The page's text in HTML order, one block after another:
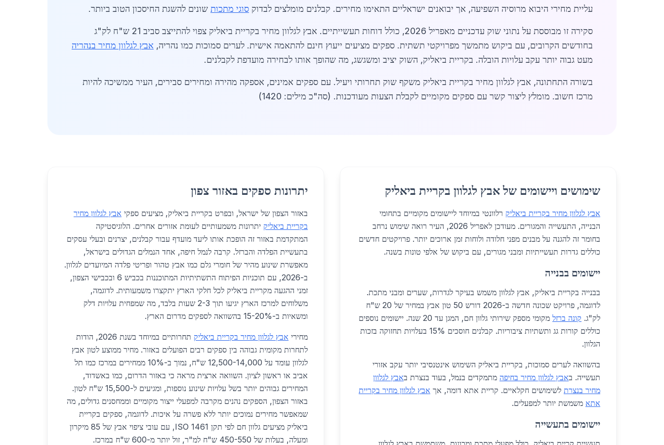
עליית מחירי היבוא מרוסיה השפיעה, אך יבואנים ישראליים התאימו מחירים. קבלנים מומלצים לבדוק סוגי מתכות שונים להשגת החיסכון הטוב ביותר.
סקירה זו מבוססת על נתוני שוק עדכניים מאפריל 2026, כולל דוחות תעשייתיים. אבץ לגלוון מחיר בקריית ביאליק צפוי להתייצב סביב 21 ש"ח לק"ג
בחודשים הקרובים, עם ביקוש מתמשך מפרויקטי תשתית. ספקים מציעים ייעוץ חינם להתאמה אישית. לערים סמוכות כמו נהריה, אבץ לגלוון מחיר בנהריה
מעט גבוה יותר עקב עלויות הובלה. בקריית ביאליק, השוק יציב ומשגשג, מה שהופך אותו לבחירה מועדפת לקבלנים.
בשורה התחתונה, אבץ לגלוון מחיר בקריית ביאליק משקף שוק תחרותי ויעיל. עם ספקים אמינים, אספקה מהירה ומחירים סבירים, העיר ממשיכה להיות
מרכז חשוב. מומלץ ליצור קשר עם ספקים מקומיים לקבלת הצעות מעודכנות. (סה"כ מילים: 1420)
שימושים ויישומים של אבץ לגלוון בקריית ביאליק
אבץ לגלוון מחיר בקריית ביאליק רלוונטי במיוחד ליישומים מקומיים בתחומי
הבנייה, התעשייה והמגורים. מעודכן לאפריל 2026, העיר רואה שימוש נרחב
בחומר זה להגנה על מבנים מפני חלודה ולוחות זמן ארוכים יותר. פרויקטים חדשים
כוללים גדרות תעשייתיות ומבני מגורים, עם ביקוש של אלפי טונות בשנה.
יישומים בבנייה
בבנייה בקריית ביאליק, אבץ לגלוון משמש בעיקר לגדרות, שערים ומבני מתכת.
לדוגמה, פרויקט שכונה חדשה ב-2026 דורש 50 טון אבץ במחיר של 20 ש"ח
לק"ג. קונה ברזל
מקומי מספק שירותי גלוון חם, המגן עד 20 שנה. יישומים נוספים
כוללים קורות גג ותשתיות ציבוריות. קבלנים חוסכים 15% בעלויות תחזוקה בזכות
הגלוון.
בהשוואה לערים סמוכות, בקריית ביאליק השימוש אינטנסיבי יותר עקב אזורי
תעשייה. באבץ לגלוון מחיר בחיפה מתמקדים בנמל, בעוד בנצרת באבץ לגלוון
מחיר בנצרת לשימושים חקלאיים. קריית אתא דומה, אך אבץ לגלוון מחיר בקריית
אתא משמשת יותר למפעלים.
יישומים בתעשייה
יתרונות ספקים באזור צפון
באזור הצפון של ישראל, ובפרט בקריית ביאליק, מציעים ספקי אבץ לגלוון מחיר
בקריית ביאליק יתרונות משמעותיים לעומת אזורים אחרים. הלוגיסטיקה
המתקדמת באזור זה הופכת אותו ליעד מועדף עבור קבלנים, יצרנים ובעלי עסקים
בתעשיית הפלדה והברזל. קרבה לנמל חיפה, אחד הנמלים הגדולים בישראל,
מאפשרת שינוע מהיר של חומרי גלם כמו אבץ טהור ופריטי פלדה המיועדים לגלוון.
ב-2026, עם תוכניות הפיתוח התשתיתיות המתוכננות בכביש 6 ובכבישי הצפון,
זמני ההגעה מקריית ביאליק לכל חלקי הארץ יתקצרו משמעותית. לדוגמה,
משלוחים למרכז הארץ יגיעו תוך 2-3 שעות בלבד, מה שמפחית עלויות דלק
ומשאיות ב-15-20% בהשוואה לספקים מדרום הארץ.
מחירי אבץ לגלוון מחיר בקריית ביאליק
תחרותיים במיוחד בשנת 2026, הודות
לתחרות מקומית גבוהה בין ספקים רבים הפועלים באזור. מחיר ממוצע לטון אבץ
לגלוון עומד על 12,500-14,000 ש"ח, נמוך ב-10% ממחירים במרכז כמו תל
אביב או ראשון לציון. השוואה ארצית מראה כי באזור הדרום, כמו באשדוד,
המחירים גבוהים יותר בשל עלויות שינוע נוספות, ומגיעים ל-15,500 ש"ח לטון.
באזור הצפון, הספקים נהנים מקרבה למפעלי ייצור מקומיים וממחסנים גדולים, מה
שמאפשר מחירים נמוכים יותר ללא פשרה על איכות. לדוגמה, ספקים בקריית
ביאליק מציעים גלוון חם לפי תקן ISO 1461, עם עובי ציפוי אבץ של 85 מיקרון
ומעלה, בעלות של 450-550 ש"ח למ"ר, זול יותר מ-600 ש"ח במרכז.